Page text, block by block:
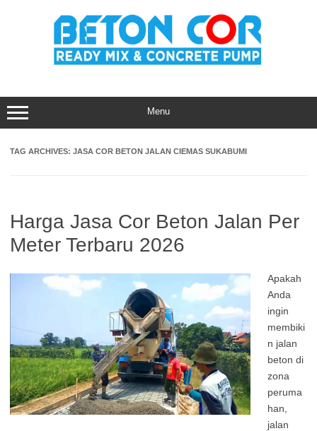
Menu
TAG ARCHIVES: JASA COR BETON JALAN CIEMAS SUKABUMI
Harga Jasa Cor Beton Jalan Per
Meter Terbaru 2026
Apakah
Anda
ingin
membiki
n jalan
beton di
zona
peruma
han,
jalan